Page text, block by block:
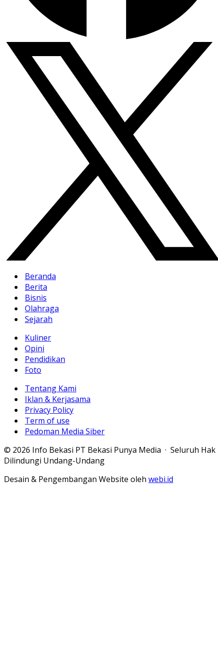
Beranda
Berita
Bisnis
Olahraga
Sejarah
Kuliner
Opini
Pendidikan
Foto
Tentang Kami
Iklan & Kerjasama
Privacy Policy
Term of use
Pedoman Media Siber
© 2026 Info Bekasi PT Bekasi Punya Media · Seluruh Hak
Dilindungi Undang-Undang
Desain & Pengembangan Website oleh webi.id